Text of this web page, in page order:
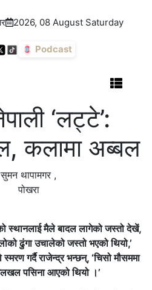
2026, 08 August Saturday
Podcast
‘लट्टे’:
कलामा अब्बल
सुमन थापामगर ,
पोखरा
स्थानलाई मैले बादल लागेको जस्तो देखें,
ढुंगा उचालेको जस्तो भएको थियो,’
गर्दै राजेन्द्र भन्छन्, ‘चिसो मौसममा
पसिना आएको थियो ।’